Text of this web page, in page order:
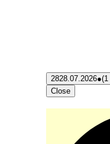
2828.07.2026●(1
Close